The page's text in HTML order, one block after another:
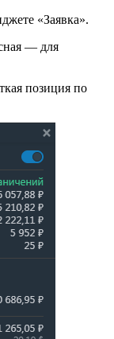
«Заявка».
— для
позиция по